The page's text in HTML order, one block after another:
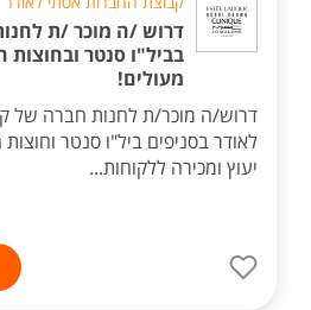
דרוש /ה מוכר /ת
בביל"ו סנטר
מעולים!
דרוש/ה מוכר/ת לחנות חברה של
לאודר בסניפים ביל"ו סנטר
יעוץ ומכירה ללקוחות...